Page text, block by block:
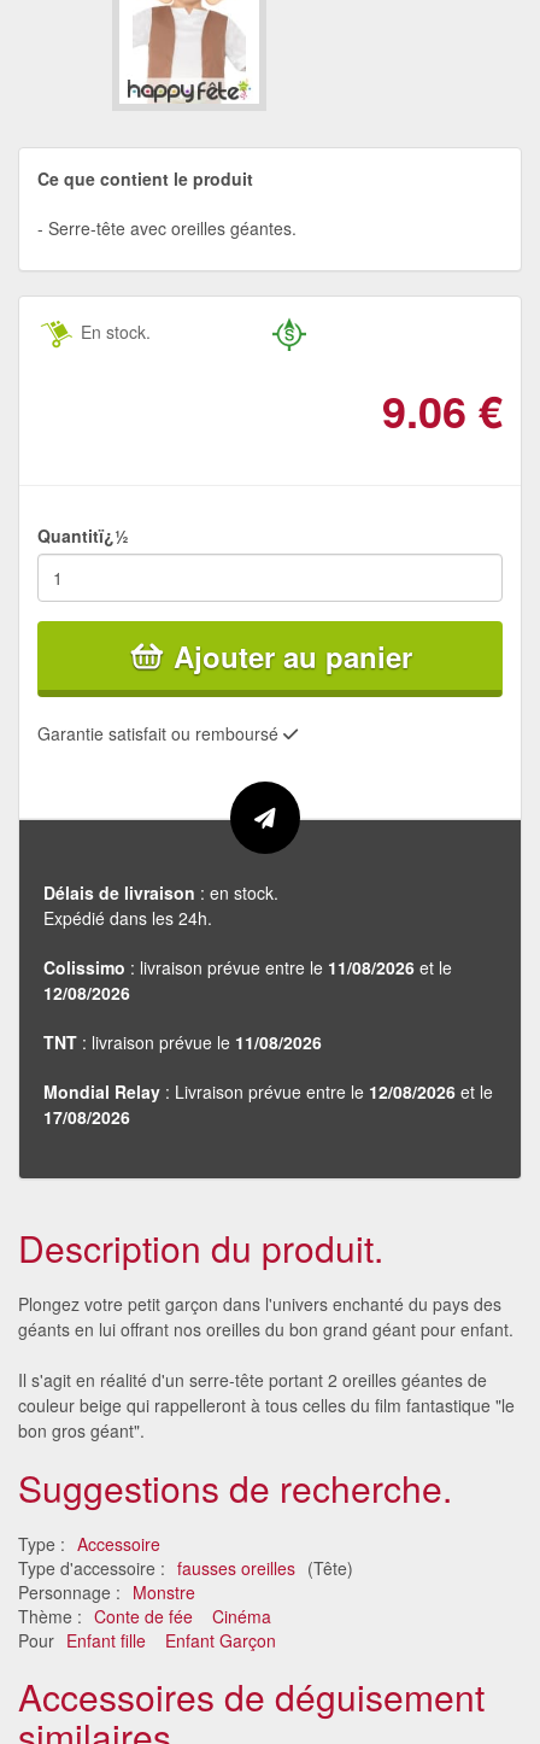
Ce que contient le produit
Serre-tête avec oreilles géantes.
En stock.
9.06 €
Quantitï¿½
Ajouter au panier
Garantie satisfait ou remboursé
Délais de livraison : en stock.
Expédié dans les 24h.
Colissimo : livraison prévue entre le 11/08/2026 et le
12/08/2026
TNT : livraison prévue le 11/08/2026
Mondial Relay : Livraison prévue entre le 12/08/2026 et le
17/08/2026
Description du produit.
Plongez votre petit garçon dans l'univers enchanté du pays des
géants en lui offrant nos oreilles du bon grand géant pour enfant.
Il s'agit en réalité d'un serre-tête portant 2 oreilles géantes de
couleur beige qui rappelleront à tous celles du film fantastique "le
bon gros géant".
Suggestions de recherche.
Type : Accessoire
Type d'accessoire : fausses oreilles (Tête)
Personnage : Monstre
Thème : Conte de fée
Cinéma
Pour Enfant fille Enfant Garçon
Accessoires de déguisement